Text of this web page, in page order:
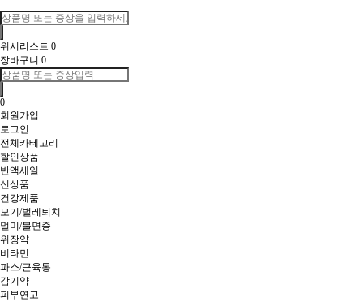
위시리스트 0
장바구니 0
0
회원가입
로그인
전체카테고리
할인상품
반액세일
신상품
건강제품
모기/벌레퇴치
멀미/불면증
위장약
비타민
파스/근육통
감기약
피부연고